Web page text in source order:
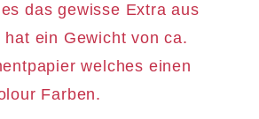
das gewisse Extra aus
ein Gewicht von ca.
welches einen
Farben.